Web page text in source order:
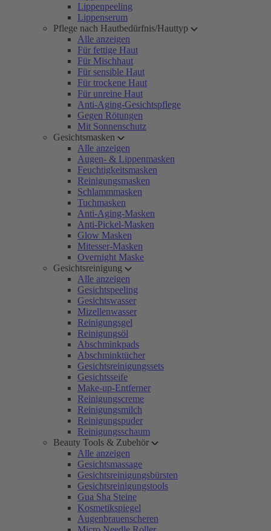
Lippenpeeling
Lippenserum
Pflege nach Hautbedürfnis/Hauttyp
Alle anzeigen
Für fettige Haut
Für Mischhaut
Für sensible Haut
Für trockene Haut
Für unreine Haut
Anti-Aging-Gesichtspflege
Gegen Rötungen
Mit Sonnenschutz
Gesichtsmasken
Alle anzeigen
Augen- & Lippenmasken
Feuchtigkeitsmasken
Reinigungsmasken
Schlammmasken
Tuchmasken
Anti-Aging-Masken
Anti-Pickel-Masken
Glow Masken
Mitesser-Masken
Overnight Maske
Gesichtsreinigung
Alle anzeigen
Gesichtspeeling
Gesichtswasser
Mizellenwasser
Reinigungsgel
Reinigungsöl
Abschminkpads
Abschminktücher
Gesichtsreinigungssets
Gesichtsseife
Make-up-Entferner
Reinigungscreme
Reinigungsmilch
Reinigungspuder
Reinigungsschaum
Beauty Tools & Zubehör
Alle anzeigen
Gesichtsmassage
Gesichtsreinigungsbürsten
Gesichtsreinigungstools
Gua Sha Steine
Kosmetikspiegel
Augenbrauenscheren